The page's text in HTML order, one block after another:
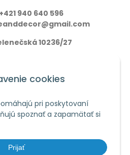
cookies
pri poskytovaní
spoznať a zapamätať si
Prijať
+421 940 640 596
10236/27
O NÁKUPE
cookies